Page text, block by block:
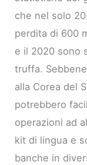
che nel solo
perdita di 600
e il 2020 sono
truffa.
alla Corea del
potrebbero
operazioni ad
kit di lingua e
banche in